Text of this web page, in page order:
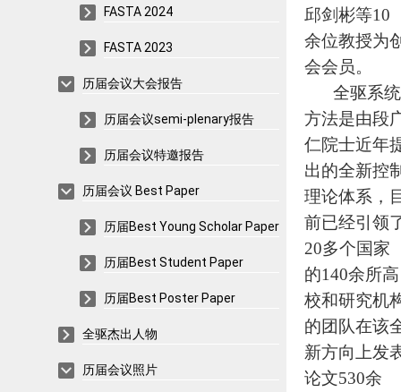
FASTA 2024
FASTA 2023
历届会议大会报告
历届会议semi-plenary报告
历届会议特邀报告
历届会议 Best Paper
历届Best Young Scholar Paper
历届Best Student Paper
历届Best Poster Paper
全驱杰出人物
历届会议照片
邱剑彬等10
余位教授为
会会员。
全驱系统
方法是由段
仁院士近年
出的全新控
理论体系，
前已经引领
20多个国家
的140余所高
校和研究机
的团队在该
新方向上发
论文530余